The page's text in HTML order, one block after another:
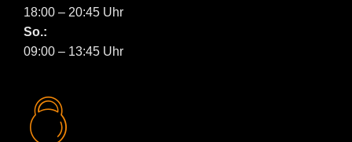
18:00 – 20:45 Uhr
So.:
09:00 – 13:45 Uhr